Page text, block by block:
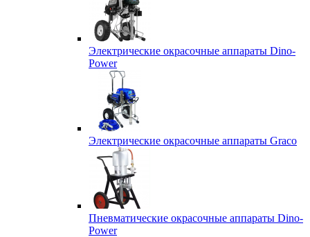
Электрические окрасочные аппараты Dino-
Power
Электрические окрасочные аппараты Graco
Пневматические окрасочные аппараты Dino-
Power